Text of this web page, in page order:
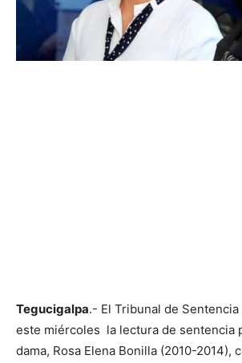
Tegucigalpa.- El Tribunal de
este miércoles la lectura de sentencia
dama, Rosa Elena Bonilla (2010-2014),